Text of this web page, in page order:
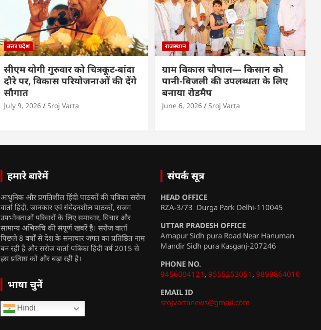
उत्तर प्रदेश
सीएम योगी गुरुवार को चित्रकूट-बांदा
दौरे पर, विकास परियोजनाओं की देंगे
सौगात
July 9, 2026 Sroj Varta
राजस्थान
ग्राम विकास चौपाल— किसान को
पानी-बिजली की उपलब्धता के लिए
बनाया रोडमैप
June 6, 2026 Sroj Varta
हमारे बारेमें
आधुनिक और प्रगतिशील हिंदी पाठकों की पत्रिका सरोज
वार्ता हिंदी, जानकार एवं संवेदनशील पाठकों, सजग
उपभोक्ताओं परिवारों के लिए समाचार, विचार और
सामान्य अभिरुचि की संपूर्ण खबरें है। सरोज वार्ता
पिछले 8 वर्षों से देश के समाचार जगत का प्रतिष्ठित नाम
बन रही है और सरोज वार्ता पत्रिका हिंदी वर्ष 2015 से
इस प्रतिष्ठा को और बढ़ा रही है।
भाषा चुनें
Hindi
संपर्क सूत्र
HEAD OFFICE
RZA-3/73 Durga Park Delhi-110045
UTTAR PRADESH OFFICE
Amapur Sidh pura Road Near Hanuman
Mandir Sidh pura Kasganj-207246
PHONE NO.
9456004121 , 9555253051 , 9899864010
EMAIL ID
srojvartanews@gmail.com